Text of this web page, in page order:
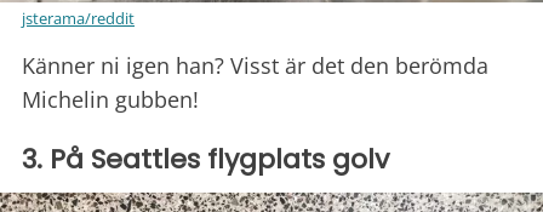
jsterama/reddit
Känner ni igen han? Visst är det den berömda
Michelin gubben!
3. På Seattles flygplats golv